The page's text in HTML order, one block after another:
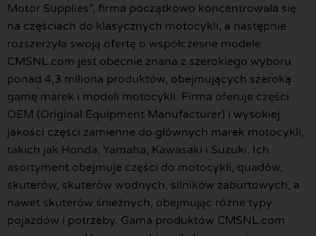
Motor Supplies”, firma początkowo koncentrowała się
na częściach do klasycznych motocykli, a następnie
rozszerzyła swoją ofertę o współczesne modele.
CMSNL.com jest obecnie znana z szerokiego wyboru
ponad 4,3 miliona produktów, obejmujących szeroką
gamę marek i modeli motocykli. Firma oferuje części
OEM (Original Equipment Manufacturer) i wysokiej
jakości części zamienne do głównych marek motocykli,
takich jak Honda, Yamaha, Kawasaki i Suzuki. Ich
asortyment obejmuje części do motocykli, quadów,
skuterów, skuterów wodnych, silników zaburtowych, a
nawet skuterów śnieżnych, obejmując różne typy
pojazdów i potrzeby. Gama produktów CMSNL.com